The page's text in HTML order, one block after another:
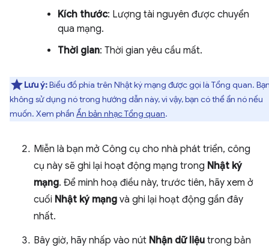
Kích thước: Lượng tài nguyên được chuyển
qua mạng.
Thời gian: Thời gian yêu cầu mất.
Lưu ý:Biểu đồ phía trên Nhật ký mạng được gọi là Tổng quan.
không sử dụng nó trong hướng dẫn này, vì vậy, bạn có thể ẩn nó nếu
muốn. Xem phần Ẩn bản nhạc Tổng quan.
Miễn là bạn mở Công cụ cho nhà phát triển, công
cụ này sẽ ghi lại hoạt động mạng trong Nhật ký
mạng. Để minh hoạ điều này, trước tiên, hãy xem ở
cuối Nhật ký mạng và ghi lại hoạt động gần đây
nhất.
Bây giờ, hãy nhấp vào nút Nhận dữ liệu trong bản